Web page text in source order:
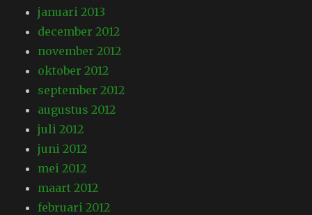
januari 2013
december 2012
november 2012
oktober 2012
september 2012
augustus 2012
juli 2012
juni 2012
mei 2012
maart 2012
februari 2012